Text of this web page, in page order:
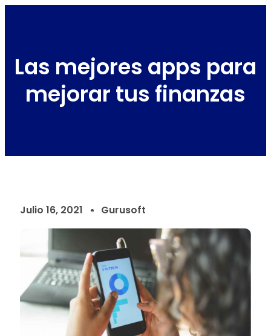
Las mejores apps para
mejorar tus finanzas
Julio 16, 2021 Gurusoft